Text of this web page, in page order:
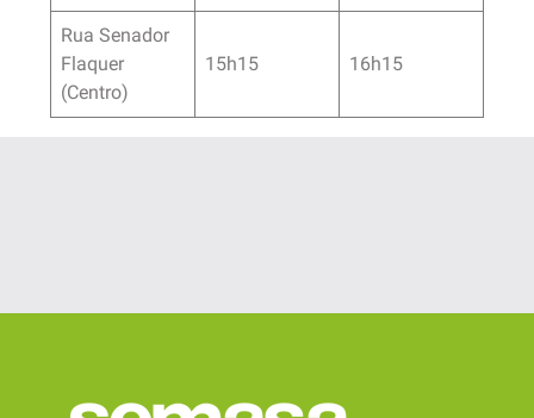
Rua Senador
Flaquer
(Centro)
15h15 16h15